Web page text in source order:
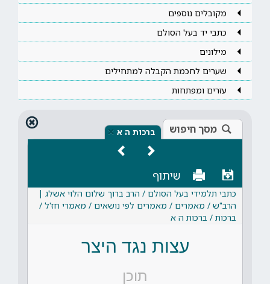
מקובלים נוספים
כתבי יד בעל הסולם
מילונים
שערים לחכמת הקבלה למתחילים
עזרים ומפתחות
מסך חיפוש ברכות ה א ×
שיתוף
כתבי תלמידי בעל הסולם / הרב ברוך שלום הלוי אשלג |
הרב"ש / מאמרים / מאמרים לפי נושאים / מאמרי חז'ל /
ברכות / ברכות ה א
עצות נגד היצר
תוכן